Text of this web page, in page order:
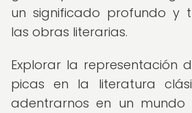
un significado profundo y
las obras literarias.
Explorar la representación
picas en la literatura
adentrarnos en un